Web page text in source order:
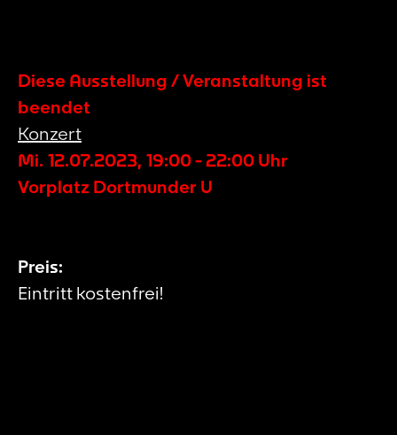
Diese Ausstellung / Veranstaltung ist
beendet
Konzert
Mi. 12.07.2023, 19:00- 22:00 Uhr
Vorplatz Dortmunder U
Preis:
Eintritt kostenfrei!